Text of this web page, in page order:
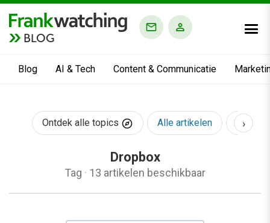
BLOG
Blog AI & Tech Content & Communicatie
Ontdek alle topics Alle artikelen AI &
›
Dropbox
Tag · 13 artikelen beschikbaar